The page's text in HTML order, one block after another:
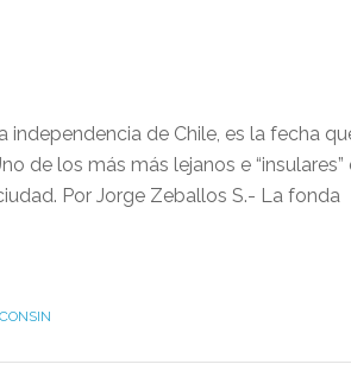
de Chile, es la fecha
de los más más lejanos e “insulares”
Por Jorge Zeballos S.- La fonda